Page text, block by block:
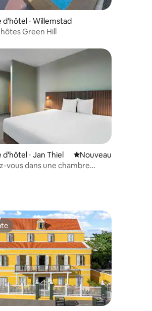
d'hôtel ⋅ Willemstad
Green Hill
la base de 22 commentaires : 4,64 sur 5
⋅ Jan Thiel Nouvel hébergement
Nouveau
vous dans une chambre